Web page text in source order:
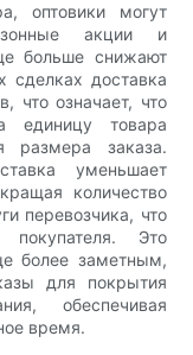
оптовики могут
акции и
больше снижают
сделках доставка
что означает, что
единицу товара
размера заказа.
уменьшает
количество
перевозчика, что
Это
более заметным,
для покрытия
обеспечивая
время.